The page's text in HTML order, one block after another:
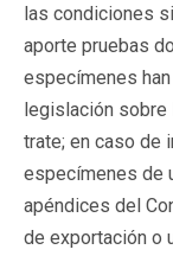
las condiciones
aporte pruebas
especímenes
legislación sobre
trate; en caso de
especímenes de
apéndices del
de exportación o